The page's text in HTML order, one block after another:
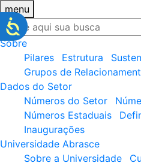
menu
Sobre
Pilares
Estrutura
Grupos de
Dados do Setor
Números do Setor
Números Estaduais
Inaugurações
Universidade Abrasce
Sobre a Universidade